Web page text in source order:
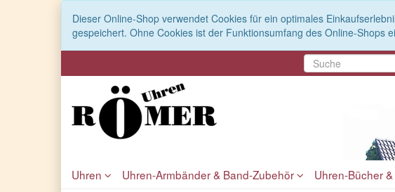
Dieser Online-Shop verwendet Cookies für ein optimales
gespeichert. Ohne Cookies ist der Funktionsumfang des Online-Shops
Uhren Uhren-Armbänder & Band-Zubehör Uhren-Bücher